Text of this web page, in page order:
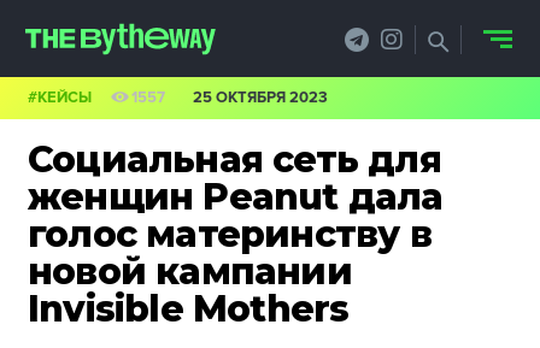
Социальная сеть для
женщин Peanut дала
голос материнству в
новой кампании
Invisible Mothers
#КЕЙСЫ 1557 25 ОКТЯБРЯ 2023
PRO.ОБЗОР
КЕЙСЫ
ФИЛОСОФИЯ